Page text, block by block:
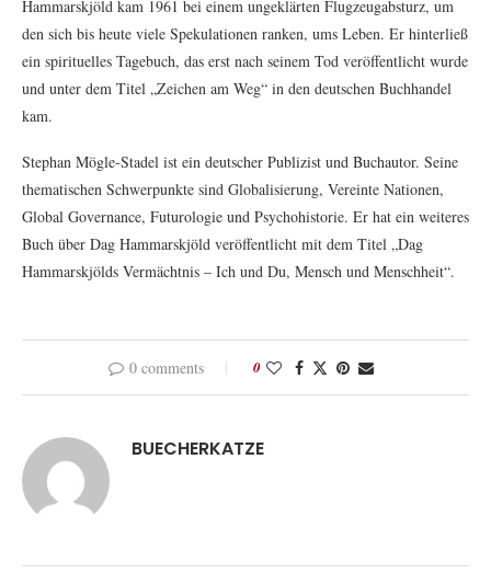
Hammarskjöld kam 1961 bei einem ungeklärten Flugzeugabsturz, um
den sich bis heute viele Spekulationen ranken, ums Leben. Er hinterließ
ein spirituelles Tagebuch, das erst nach seinem Tod veröffentlicht wurde
und unter dem Titel „Zeichen am Weg“ in den deutschen Buchhandel
kam.
Stephan Mögle-Stadel ist ein deutscher Publizist und Buchautor. Seine
thematischen Schwerpunkte sind Globalisierung, Vereinte Nationen,
Global Governance, Futurologie und Psychohistorie. Er hat ein weiteres
Buch über Dag Hammarskjöld veröffentlicht mit dem Titel „Dag
Hammarskjölds Vermächtnis – Ich und Du, Mensch und Menschheit“.
0 comments 0
BUECHERKATZE